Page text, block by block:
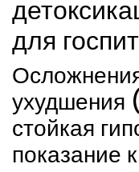
для
ухудшения
стойкая
показание